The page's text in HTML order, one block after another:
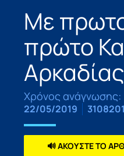
Με
πρώτο
Αρκαδίας
Χρόνος ανάγνωσης:
22/05/2019
🔊 ΑΚΟΥΣΤΕ ΤΟ